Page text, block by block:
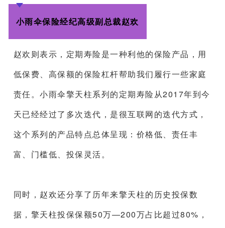
小雨伞保险经纪高级副总裁赵欢
赵欢则表示，定期寿险是一种利他的保险产品，用
低保费、高保额的保险杠杆帮助我们履行一些家庭
责任。小雨伞擎天柱系列的定期寿险从2017年到今
天已经经过了多次迭代，是很互联网的迭代方式，
这个系列的产品特点总体呈现：价格低、责任丰
富、门槛低、投保灵活。
同时，赵欢还分享了历年来擎天柱的历史投保数
据，擎天柱投保保额50万—200万占比超过80%，